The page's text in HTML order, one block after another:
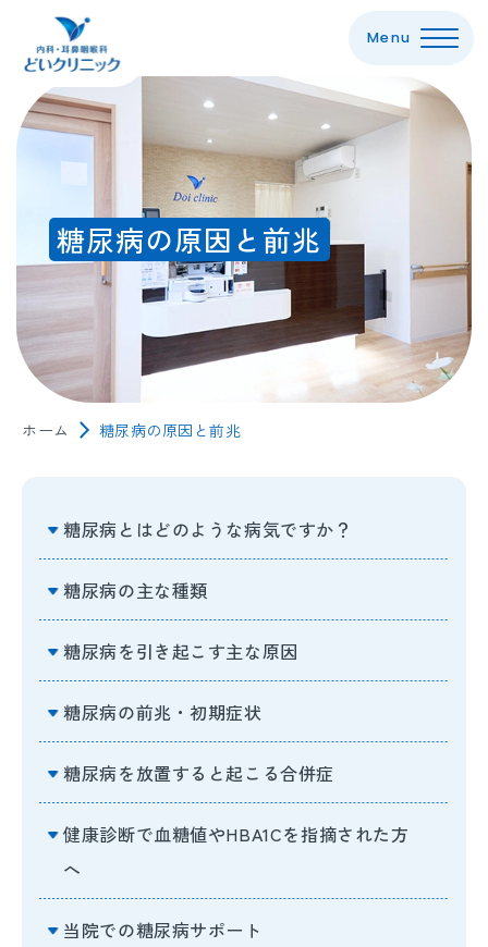
糖
原
因
前
兆
Menu
糖尿病の原因と前兆
ホーム > 糖尿病の原因と前兆
糖尿病とはどのような病気ですか？
糖尿病の主な種類
糖尿病を引き起こす主な原因
糖尿病の前兆・初期症状
糖尿病を放置すると起こる合併症
健康診断で血糖値やHBA1Cを指摘された方
へ
当院での糖尿病サポート